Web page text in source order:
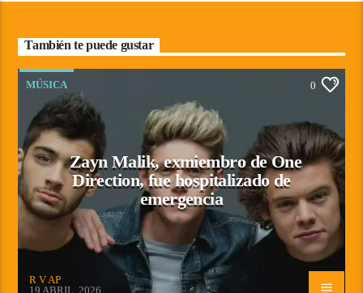
También te puede gustar
MÚSICA 0
Zayn Malik, exmiembro de One
Direction, fue hospitalizado de
emergencia
R V AP
19 ABRIL, 2026